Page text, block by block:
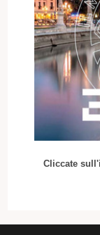
Cliccate